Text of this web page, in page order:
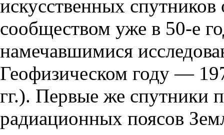
искусственных
сообществом уже в 50-е
намечавшимися
Геофизическом году —
гг.). Первые же
радиационных поясов